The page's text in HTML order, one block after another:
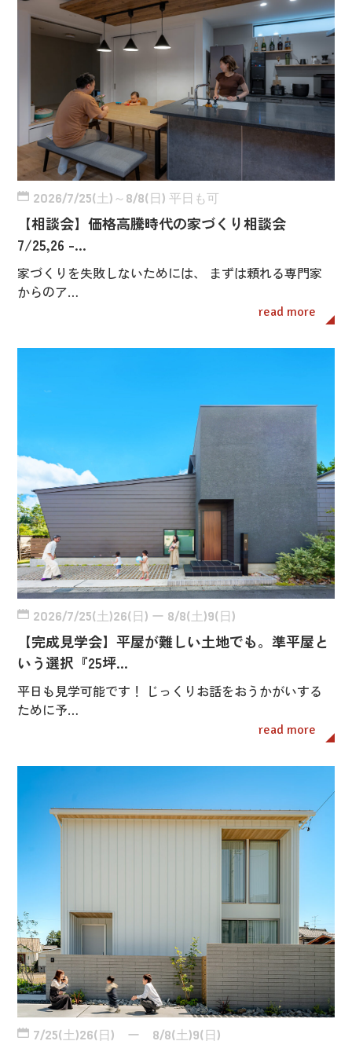
2026/7/25(土)～8/8(日) 平日も可
【相談会】価格高騰時代の家づくり相談会
7/25,26 -…
家づくりを失敗しないためには、 まずは頼れる専門家
からのア…
read more
2026/7/25(土)26(日) ー 8/8(土)9(日)
【完成見学会】平屋が難しい土地でも。準平屋と
いう選択『25坪…
平日も見学可能です！ じっくりお話をおうかがいする
ために予…
read more
7/25(土)26(日) ー 8/8(土)9(日)